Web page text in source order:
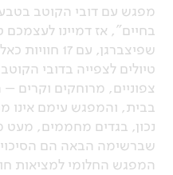
מפגש עם דובי הקוטב
בחיים", אז דמיינו לעצמכם
שפיצברגן, עם
טיולים לצפייה בדובי
צפוניים, מרוחקים וקרים
בבית, והמפגש עימם אינו
נכון, בגדים מחממים, מעט
שברשימה הבאה הם
המפגש החלומי למציאות